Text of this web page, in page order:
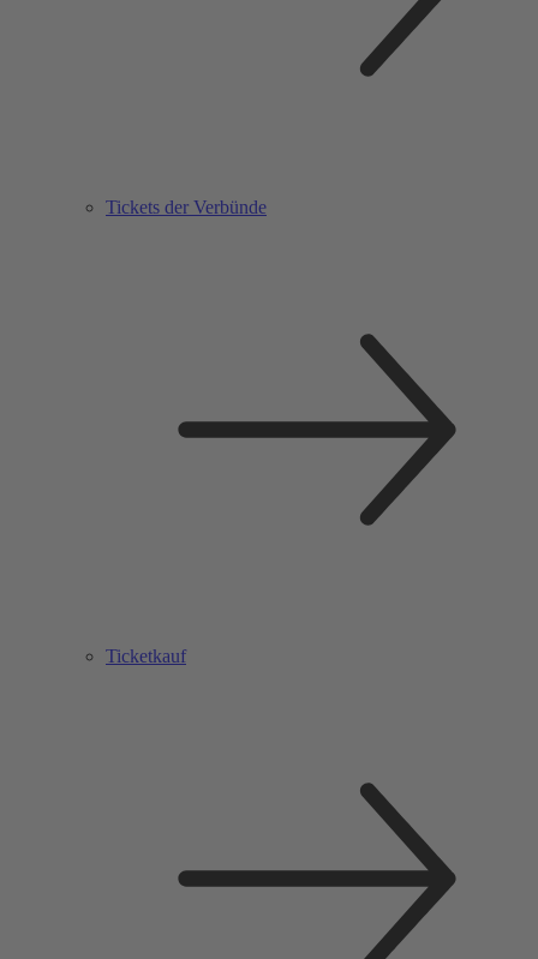
Tickets der Verbünde
Ticketkauf